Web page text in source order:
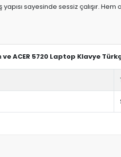
sayesinde sessiz çalışır.
ACER 5720 Laptop Klavye